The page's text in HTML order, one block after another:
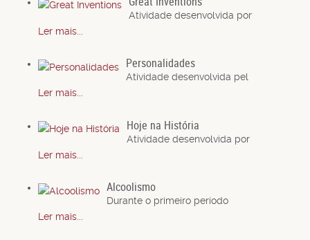
Atividade desenvolvida por
Ler mais...
Personalidades
Atividade desenvolvida pel
Ler mais...
Hoje na História
Atividade desenvolvida por
Ler mais...
Alcoolismo
Durante o primeiro período
Ler mais...